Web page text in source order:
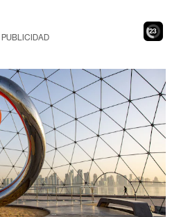
21
PUBLICIDAD